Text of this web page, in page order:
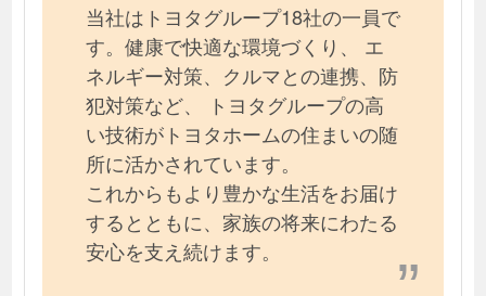
当社はトヨタグループ18社の一員で
す。健康で快適な環境づくり、 エ
ネルギー対策、クルマとの連携、防
犯対策など、 トヨタグループの高
い技術がトヨタホームの住まいの随
所に活かされています。
これからもより豊かな生活をお届け
するとともに、家族の将来にわたる
安心を支え続けます。